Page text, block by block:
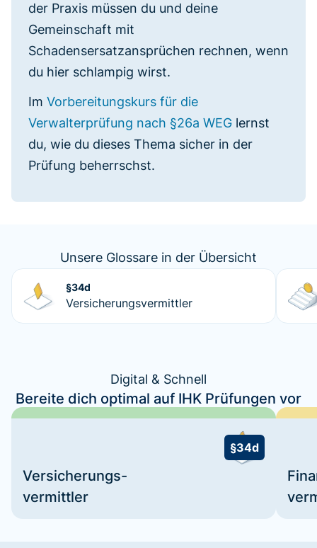
der Praxis müssen du und deine
Gemeinschaft mit
Schadensersatzansprüchen rechnen, wenn
du hier schlampig wirst.
Im Vorbereitungskurs für die
Verwalterprüfung nach §26a WEG lernst
du, wie du dieses Thema sicher in der
Prüfung beherrschst.
Unsere Glossare in der Übersicht
§34d
Versicherungsvermittler
Digital & Schnell
Bereite dich optimal auf IHK Prüfungen vor
§34d
Versicherungs-
vermittler